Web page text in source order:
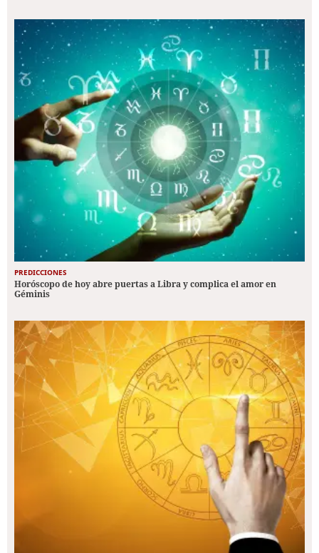
PREDICCIONES
Horóscopo de hoy abre puertas a Libra y complica el amor en
Géminis